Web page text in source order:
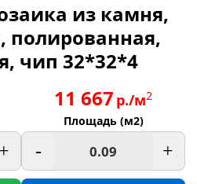
из камня,
полированная,
чип 32*32*4
+
11 667 р./м2
Площадь (м2)
- +